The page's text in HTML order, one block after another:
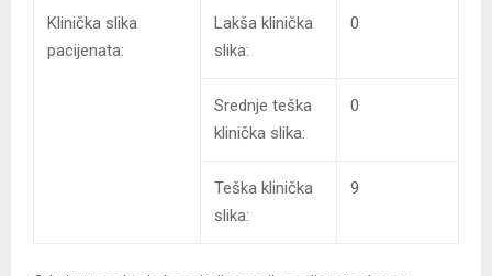
Klinička slika
pacijenata:
Lakša klinička
slika:
0
Srednje teška
klinička slika:
0
Teška klinička
slika:
9